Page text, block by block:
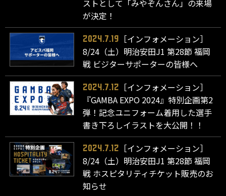
ストとして「みやぞんさん」の来場
が決定！
2024.7.19
［インフォメーション］
8/24（土）明治安田J1 第28節 福岡
戦 ビジターサポーターの皆様へ
2024.7.12
［インフォメーション］
『GAMBA EXPO 2024』特別企画第2
弾！記念ユニフォーム着用した選手
書き下ろしイラストを大公開！！
2024.7.12
［インフォメーション］
8/24（土）明治安田J1 第28節 福岡
戦 ホスピタリティチケット販売のお
知らせ